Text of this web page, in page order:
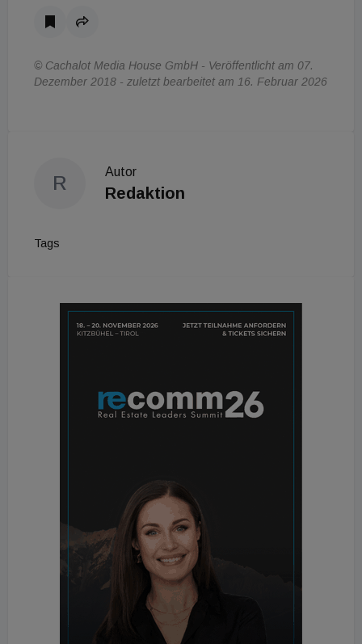
© Cachalot Media House GmbH - Veröffentlicht am 07.
Dezember 2018 - zuletzt bearbeitet am 16. Februar 2026
R
Autor
Redaktion
Tags